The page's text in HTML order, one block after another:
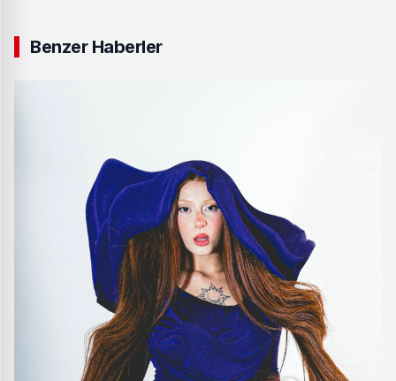
Benzer Haberler